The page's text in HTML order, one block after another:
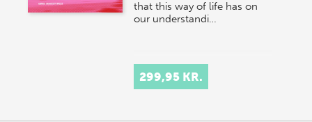
that this way of life has on
our understandi…
299,95 KR.